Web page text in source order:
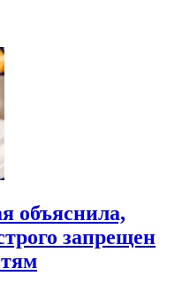
объяснила,
запрещен